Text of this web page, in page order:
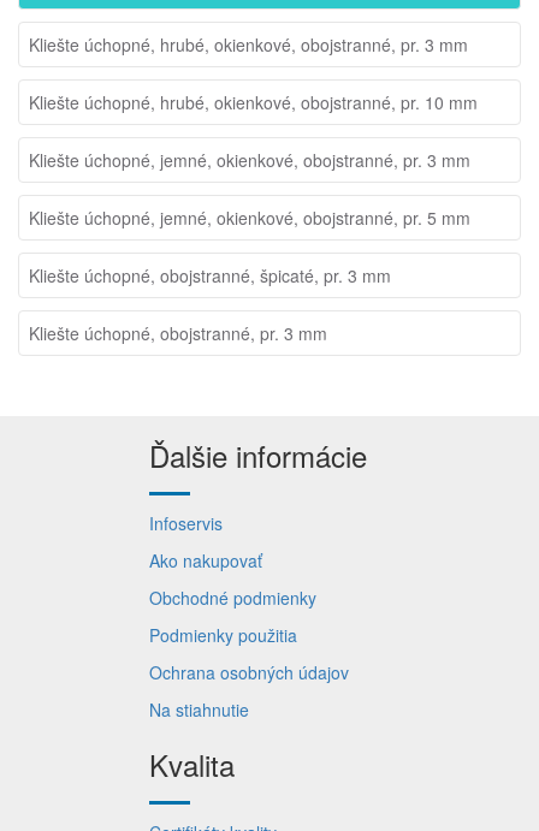
Kliešte úchopné, hrubé, okienkové, obojstranné, pr. 3 mm
Kliešte úchopné, hrubé, okienkové, obojstranné, pr. 10 mm
Kliešte úchopné, jemné, okienkové, obojstranné, pr. 3 mm
Kliešte úchopné, jemné, okienkové, obojstranné, pr. 5 mm
Kliešte úchopné, obojstranné, špicaté, pr. 3 mm
Kliešte úchopné, obojstranné, pr. 3 mm
Ďalšie informácie
Infoservis
Ako nakupovať
Obchodné podmienky
Podmienky použitia
Ochrana osobných údajov
Na stiahnutie
Kvalita